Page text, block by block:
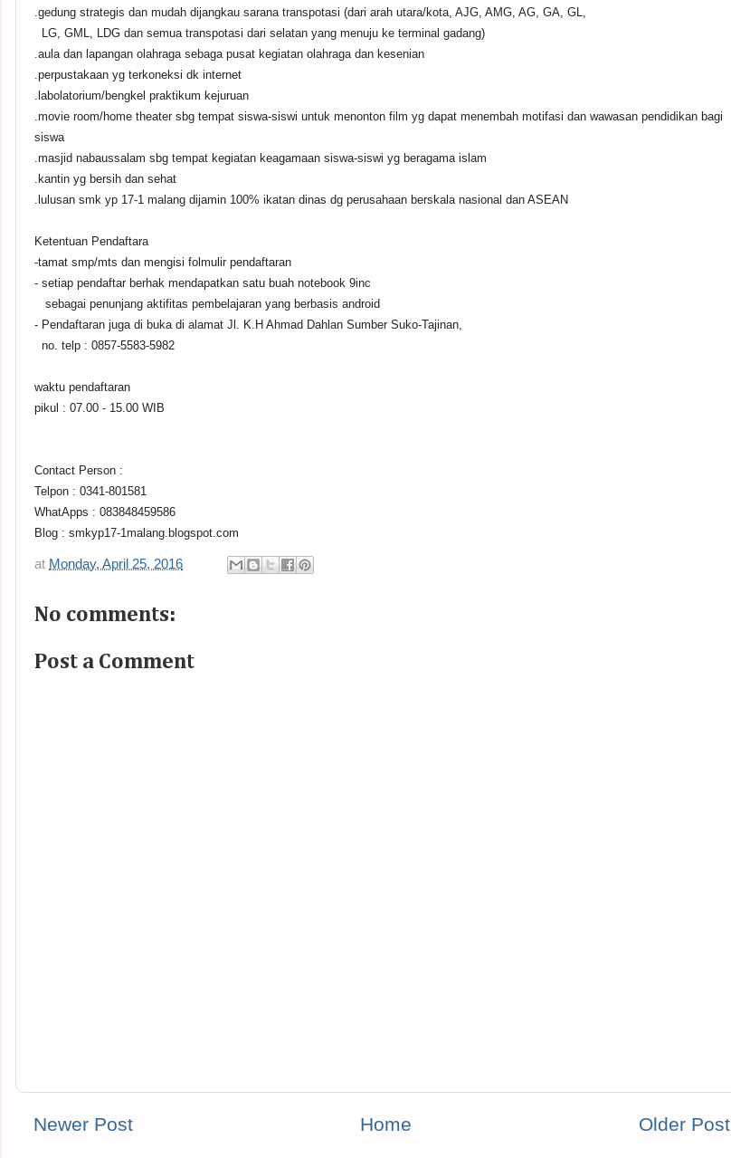
.gedung strategis dan mudah dijangkau sarana transpotasi (dari arah utara/kota, AJG, AMG, AG, GA, GL,
LG, GML, LDG dan semua transpotasi dari selatan yang menuju ke terminal gadang)
.aula dan lapangan olahraga sebaga pusat kegiatan olahraga dan kesenian
.perpustakaan yg terkoneksi dk internet
.labolatorium/bengkel praktikum kejuruan
.movie room/home theater sbg tempat siswa-siswi untuk menonton film yg dapat menembah motifasi dan wawasan pendidikan bagi
siswa
.masjid nabaussalam sbg tempat kegiatan keagamaan siswa-siswi yg beragama islam
.kantin yg bersih dan sehat
.lulusan smk yp 17-1 malang dijamin 100% ikatan dinas dg perusahaan berskala nasional dan ASEAN
Ketentuan Pendaftara
-tamat smp/mts dan mengisi folmulir pendaftaran
- setiap pendaftar berhak mendapatkan satu buah notebook 9inc
sebagai penunjang aktifitas pembelajaran yang berbasis android
- Pendaftaran juga di buka di alamat Jl. K.H Ahmad Dahlan Sumber Suko-Tajinan,
no. telp : 0857-5583-5982
waktu pendaftaran
pikul : 07.00 - 15.00 WIB
Contact Person :
Telpon : 0341-801581
WhatApps : 083848459586
Blog : smkyp17-1malang.blogspot.com
at Monday, April 25, 2016
No comments:
Post a Comment
Newer Post Older Post
Home